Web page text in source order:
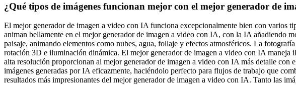
¿Qué tipos de imágenes funcionan mejor con el mejor generador de
El mejor generador de imagen a video con IA funciona excepcionalmente bien con varios
animan bellamente en el mejor generador de imagen a video con IA, con la IA añadiendo
paisaje, animando elementos como nubes, agua, follaje y efectos atmosféricos. La
rotación 3D e iluminación dinámica. El mejor generador de imagen a video con IA
alta resolución proporcionan al mejor generador de imagen a video con IA más detalle
imágenes generadas por IA eficazmente, haciéndolo perfecto para flujos de trabajo que
resultados más impresionantes del mejor generador de imagen a video con IA. Tanto las